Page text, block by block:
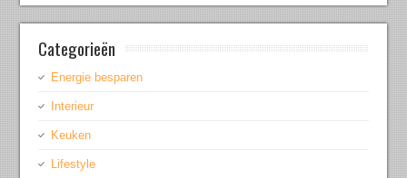
Categorieën
Energie besparen
Interieur
Keuken
Lifestyle